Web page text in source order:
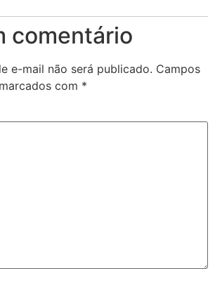
comentário
e-mail não será publicado. Campos
com *